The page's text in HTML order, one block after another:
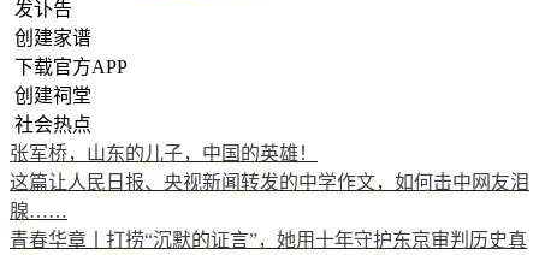
发讣告
创建家谱
下载官方APP
创建祠堂
社会热点
张军桥，山东的儿子，中国的英雄！
这篇让人民日报、央视新闻转发的中学作文，如何击中网友泪
腺……
青春华章丨打捞“沉默的证言”，她用十年守护东京审判历史真